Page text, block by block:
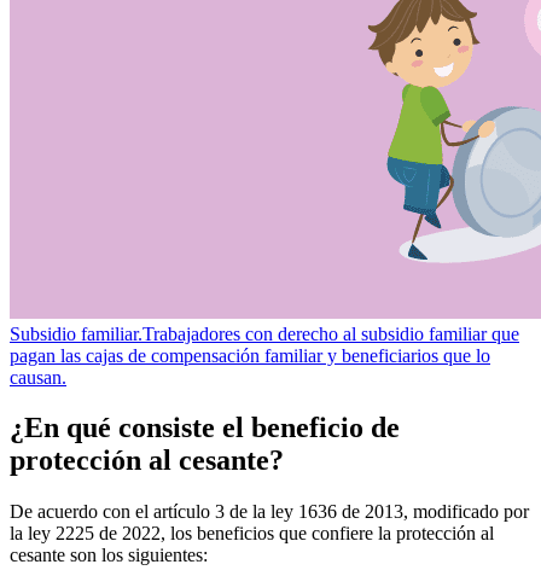
Subsidio familiar.Trabajadores con derecho al subsidio familiar que
pagan las cajas de compensación familiar y beneficiarios que lo
causan.
¿En qué consiste el beneficio de
protección al cesante?
De acuerdo con el artículo 3 de la ley 1636 de 2013, modificado por
la ley 2225 de 2022, los beneficios que confiere la protección al
cesante son los siguientes: